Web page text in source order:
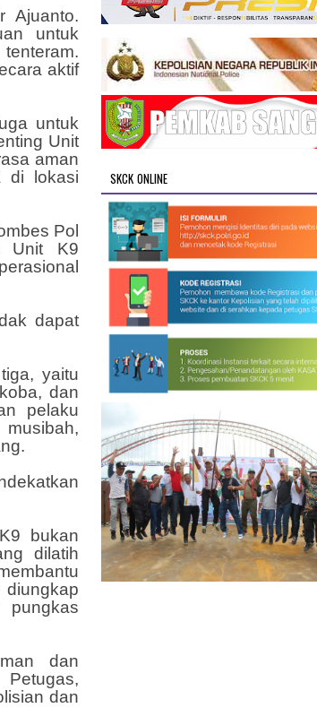
Ajuanto.
untuk
aktif
untuk
Unit
aman
di lokasi
Pol
Unit K9
dapat
yaitu
dan
pelaku
bukan
dilatih
dan
dan
SKCK ONLINE